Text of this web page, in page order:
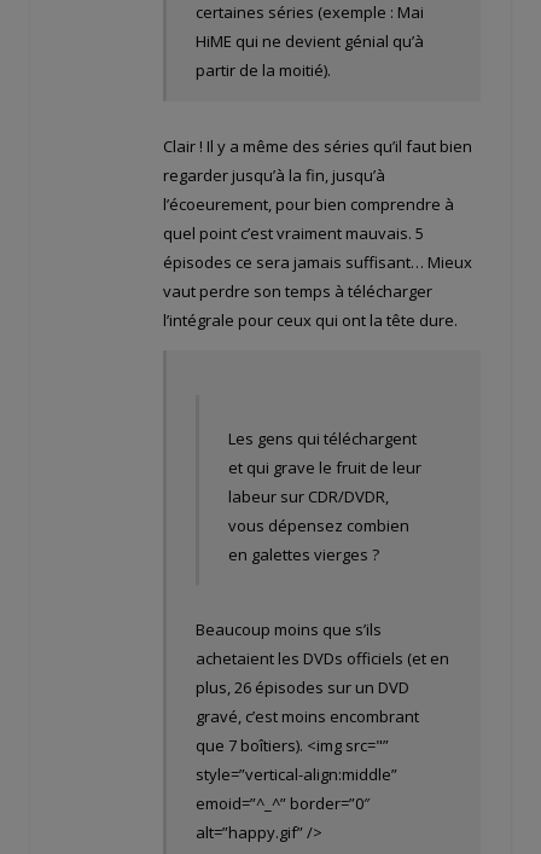
certaines séries (exemple : Mai
HiME qui ne devient génial qu’à
partir de la moitié).
Clair ! Il y a même des séries qu’il faut bien
regarder jusqu’à la fin, jusqu’à
l’écoeurement, pour bien comprendre à
quel point c’est vraiment mauvais. 5
épisodes ce sera jamais suffisant… Mieux
vaut perdre son temps à télécharger
l’intégrale pour ceux qui ont la tête dure.
Les gens qui téléchargent
et qui grave le fruit de leur
labeur sur CDR/DVDR,
vous dépensez combien
en galettes vierges ?
Beaucoup moins que s’ils
achetaient les DVDs officiels (et en
plus, 26 épisodes sur un DVD
gravé, c’est moins encombrant
que 7 boîtiers). <img src="”
style=”vertical-align:middle”
emoid=”^_^” border=”0″
alt=”happy.gif” />